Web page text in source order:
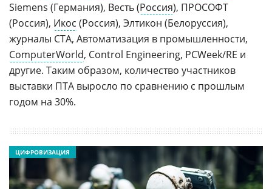
Siemens (Германия), Весть (Россия), ПРОСОФТ
(Россия), Икос (Россия), Элтикон (Белоруссия),
журналы СТА, Автоматизация в промышленности,
ComputerWorld, Control Engineering, PCWeek/RE и
другие. Таким образом, количество участников
выставки ПТА выросло по сравнению с прошлым
годом на 30%.
ЦИФРОВИЗАЦИЯ